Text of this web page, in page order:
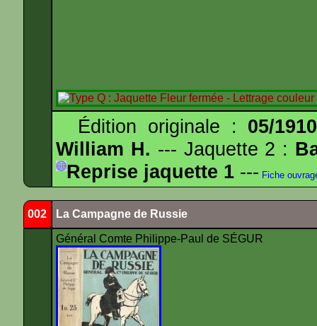
Édition originale : 05/1910
William H. --- Jaquette 2 :
Reprise jaquette 1 --- Fiche
002 La Campagne de Russie
Général Comte Philippe-Paul de SÉGUR